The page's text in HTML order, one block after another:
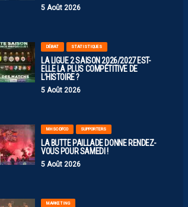
5 Août 2026
DÉBAT STATISTIQUES
LA LIGUE 2 SAISON 2026/2027 EST-
ELLE LA PLUS COMPÉTITIVE DE
L’HISTOIRE ?
5 Août 2026
MHSC-DFCO SUPPORTERS
LA BUTTE PAILLADE DONNE RENDEZ-
VOUS POUR SAMEDI !
5 Août 2026
MARKETING
pour le plus beau but !